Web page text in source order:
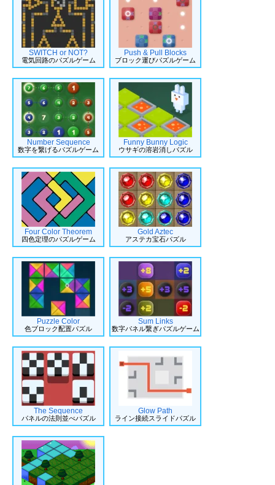
SWITCH or NOT?
電気回路のパズルゲーム
Push & Pull Blocks
ブロック運びパズルゲーム
Number Sequence
数字を繋げるパズルゲーム
Funny Bunny Logic
ウサギの溶岩消しパズル
Four Color Theorem
四色定理のパズルゲーム
Gold Aztec
アステカ宝石パズル
Puzzle Color
色ブロック配置パズル
Sum Links
数字パネル繋ぎパズルゲーム
The Sequence
パネルの法則並べパズル
Glow Path
ライン接続スライドパズル